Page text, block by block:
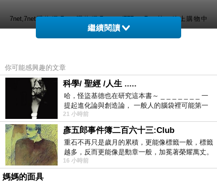
7net,7net購物網,7 net購物網,7 net,sd777net,7net統一線上購物中
心,7net購物網 童裝,7net雲端超商,7 11便利商店,7net統一超商購物
●世界上第一款杯麵
●消夜最佳選擇
●麵條軟Q有彈性、湯好味美
內容簡介
[日清]合味道香辣海鮮杯麵 (75g)
繼續閱讀
你可能感興趣的文章
科學/ 聖經 /人生 .....
哈，怪盜基德也在研究這本書～ _ _ _ _ _ _ _ 一
提起進化論與創造論， 一般人的腦袋裡可能第一
時間就有「 進化論很科
21 小時前
彥五郎事件簿二百六十三:Club
重石不再只是歲月的累積，更能像標籤一般，標籤
越多，反而更能像是勳章一般，加冕著榮耀萬丈。
習慣一如縱容，成了再難輕輕放下的罪證
16 小時前
媽媽的面具